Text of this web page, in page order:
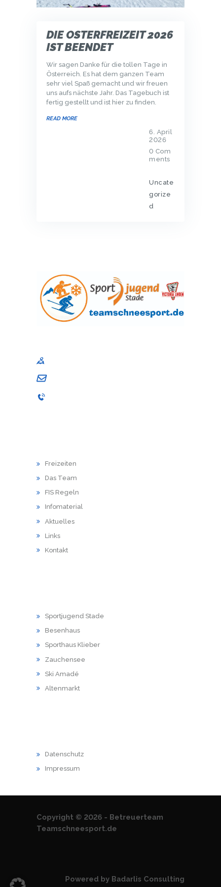
DIE OSTERFREIZEIT 2026
IST BEENDET
Wir sagen Danke für die tollen Tage in
Österreich. Es hat dem ganzen Team
sehr viel Spaß gemacht und wir freuen
uns aufs nächste Jahr. Das Tagebuch ist
fertig gestellt und ist hier zu finden.
READ MORE
6. April
2026
0 Com
ments
Uncate
gorize
d
Freizeiten
Das Team
FIS Regeln
Infomaterial
Aktuelles
Links
Kontakt
Sportjugend Stade
Besenhaus
Sporthaus Klieber
Zauchensee
Ski Amadé
Altenmarkt
Datenschutz
Impressum
Copyright © 2026 - Betreuerteam
Teamschneesport.de
Powered by Badarlis Consulting